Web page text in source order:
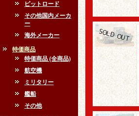
ピットロード
その他国内メーカ
ー
海外メーカー
特価商品
特価商品 (全商品)
航空機
ミリタリー
艦船
その他